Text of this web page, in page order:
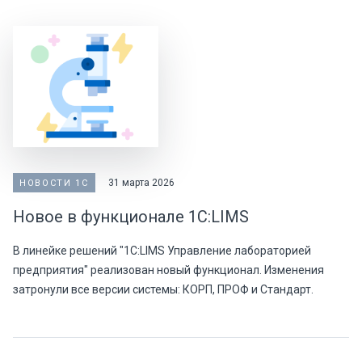
НОВОСТИ 1С 31 марта 2026
Новое в функционале 1С:LIMS
В линейке решений "1С:LIMS Управление лабораторией
предприятия" реализован новый функционал. Изменения
затронули все версии системы: КОРП, ПРОФ и Стандарт.